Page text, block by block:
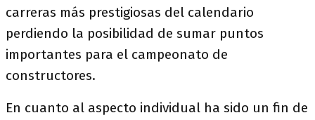
carreras más prestigiosas del calendario
perdiendo la posibilidad de sumar puntos
importantes para el campeonato de
constructores.
En cuanto al aspecto individual ha sido un fin de